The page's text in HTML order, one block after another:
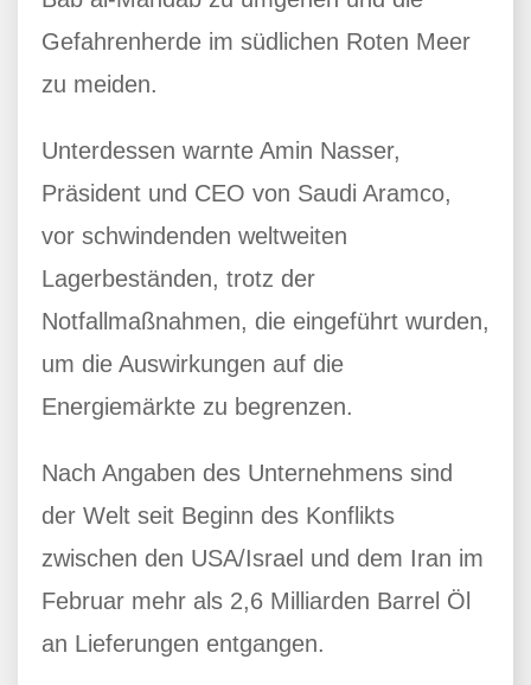
Gefahrenherde im südlichen Roten Meer
zu meiden.
Unterdessen warnte Amin Nasser,
Präsident und CEO von Saudi Aramco,
vor schwindenden weltweiten
Lagerbeständen, trotz der
Notfallmaßnahmen, die eingeführt wurden,
um die Auswirkungen auf die
Energiemärkte zu begrenzen.
Nach Angaben des Unternehmens sind
der Welt seit Beginn des Konflikts
zwischen den USA/Israel und dem Iran im
Februar mehr als 2,6 Milliarden Barrel Öl
an Lieferungen entgangen.